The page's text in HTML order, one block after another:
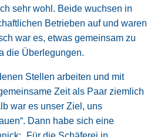
sehr wohl. Beide wuchsen in
Betrieben auf und waren
war es, etwas gemeinsam zu
die Überlegungen.
Stellen arbeiten und mit
Zeit als Paar ziemlich
war es unser Ziel, uns
Dann habe sich eine